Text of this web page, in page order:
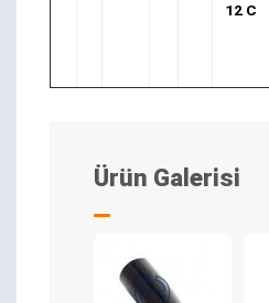
12 C
Ürün Galerisi